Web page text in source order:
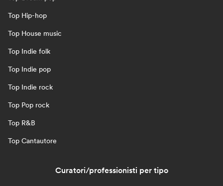
Top Hip-hop
Top House music
Top Indie folk
Top Indie pop
Top Indie rock
Top Pop rock
Top R&B
Top Cantautore
Curatori/professionisti per tipo